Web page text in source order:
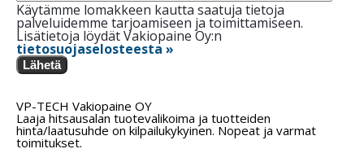
Käytämme lomakkeen kautta saatuja tietoja
palveluidemme tarjoamiseen ja toimittamiseen.
Lisätietoja löydät Vakiopaine Oy:n
tietosuojaselosteesta »
Lähetä
VP-TECH Vakiopaine OY
Laaja hitsausalan tuotevalikoima ja tuotteiden
hinta/laatusuhde on kilpailukykyinen. Nopeat ja varmat
toimitukset.